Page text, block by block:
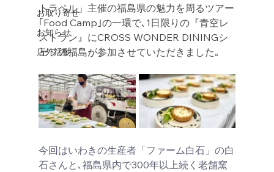
お取り寄せ
お知らせ
店外活動
トラベル」主催の福島県の魅力を周るツアー
｢Food Camp｣の一環で､1日限りの『青空レ
ストラン』にCROSS WONDER DININGシ
ェフの福島が参加させていただきました｡
今回はいわきの生産者「ファーム白石」の白
石さんと､福島県内で300年以上続く老舗窯